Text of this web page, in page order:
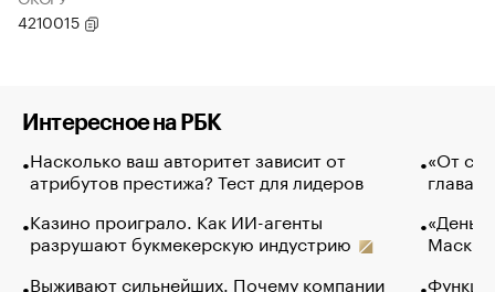
4210015
Интересное на РБК
Насколько ваш авторитет зависит от
атрибутов престижа? Тест для лидеров
Казино проиграло. Как ИИ-агенты
разрушают букмекерскую индустрию
Выживают сильнейших. Почему компании
«От
глава
Маск в